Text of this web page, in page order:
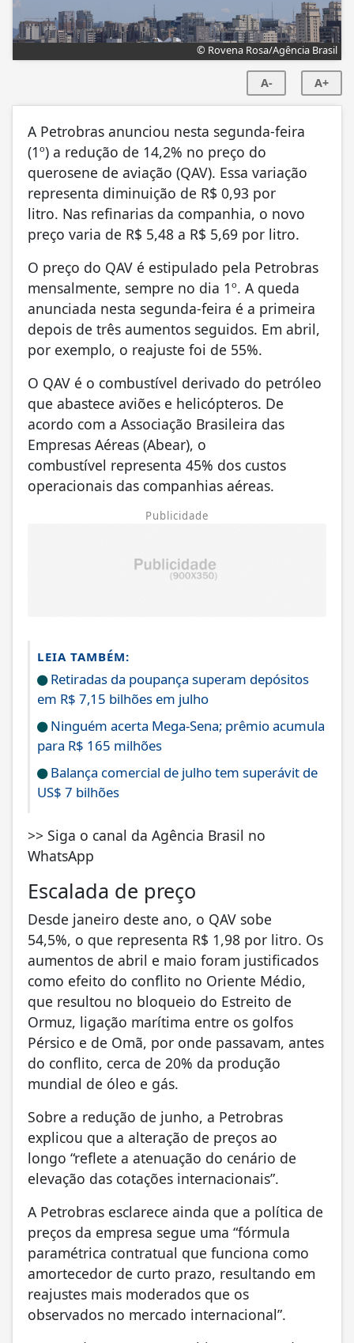
© Rovena Rosa/Agência Brasil
A- A+
A Petrobras anunciou nesta segunda-feira
(1º) a redução de 14,2% no preço do
querosene de aviação (QAV). Essa variação
representa diminuição de R$ 0,93 por
litro. Nas refinarias da companhia, o novo
preço varia de R$ 5,48 a R$ 5,69 por litro.
O preço do QAV é estipulado pela Petrobras
mensalmente, sempre no dia 1º. A queda
anunciada nesta segunda-feira é a primeira
depois de três aumentos seguidos. Em abril,
por exemplo, o reajuste foi de 55%.
O QAV é o combustível derivado do petróleo
que abastece aviões e helicópteros. De
acordo com a Associação Brasileira das
Empresas Aéreas (Abear), o
combustível representa 45% dos custos
operacionais das companhias aéreas.
Publicidade
LEIA TAMBÉM:
Retiradas da poupança superam depósitos
em R$ 7,15 bilhões em julho
Ninguém acerta Mega-Sena; prêmio acumula
para R$ 165 milhões
Balança comercial de julho tem superávit de
US$ 7 bilhões
>> Siga o canal da Agência Brasil no
WhatsApp
Escalada de preço
Desde janeiro deste ano, o QAV sobe
54,5%, o que representa R$ 1,98 por litro. Os
aumentos de abril e maio foram justificados
como efeito do conflito no Oriente Médio,
que resultou no bloqueio do Estreito de
Ormuz, ligação marítima entre os golfos
Pérsico e de Omã, por onde passavam, antes
do conflito, cerca de 20% da produção
mundial de óleo e gás.
Sobre a redução de junho, a Petrobras
explicou que a alteração de preços ao
longo “reflete a atenuação do cenário de
elevação das cotações internacionais”.
A Petrobras esclarece ainda que a política de
preços da empresa segue uma “fórmula
paramétrica contratual que funciona como
amortecedor de curto prazo, resultando em
reajustes mais moderados que os
observados no mercado internacional”.